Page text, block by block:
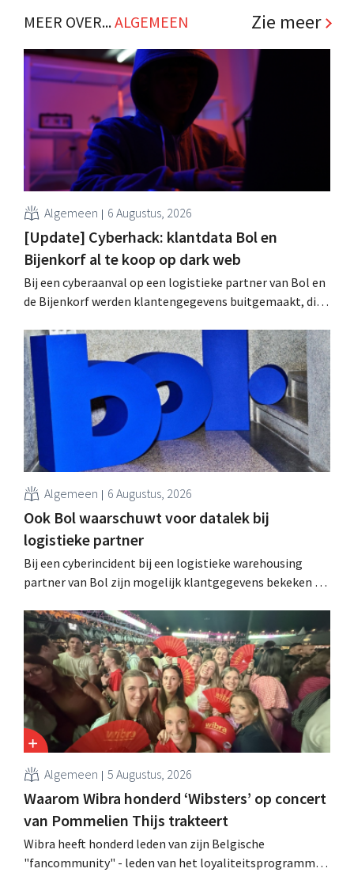
MEER OVER...ALGEMEEN Zie meer
Algemeen 6 Augustus, 2026
[Update] Cyberhack: klantdata Bol en
Bijenkorf al te koop op dark web
Bij een cyberaanval op een logistieke partner van Bol en
de Bijenkorf werden klantengegevens buitgemaakt, die
De retailers roepen klanten op alert te zijn voor
phishing.
Algemeen 6 Augustus, 2026
Ook Bol waarschuwt voor datalek bij
logistieke partner
Bij een cyberincident bij een logistieke warehousing
partner van Bol zijn mogelijk klantgegevens bekeken of
waarvoor de Bijenkorf ook al waarschuwde.
Algemeen 5 Augustus, 2026
Waarom Wibra honderd ‘Wibsters’ op concert
van Pommelien Thijs trakteert
Wibra heeft honderd leden van zijn Belgische
"fancommunity" - leden van het loyaliteitsprogramma -